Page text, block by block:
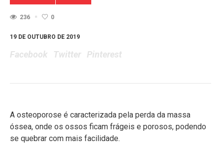
236 0
19 DE OUTUBRO DE 2019
Facebook Twitter Pinterest
A osteoporose é caracterizada pela perda da massa
óssea, onde os ossos ficam frágeis e porosos, podendo
se quebrar com mais facilidade.